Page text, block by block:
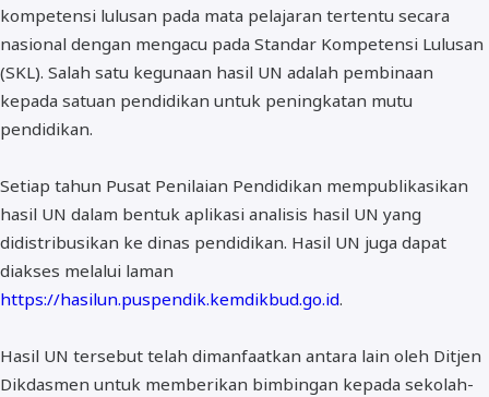
kompetensi lulusan pada mata pelajaran tertentu secara
nasional dengan mengacu pada Standar Kompetensi Lulusan
(SKL). Salah satu kegunaan hasil UN adalah pembinaan
kepada satuan pendidikan untuk peningkatan mutu
pendidikan.
Setiap tahun Pusat Penilaian Pendidikan mempublikasikan
hasil UN dalam bentuk aplikasi analisis hasil UN yang
didistribusikan ke dinas pendidikan. Hasil UN juga dapat
diakses melalui laman
https://hasilun.puspendik.kemdikbud.go.id.
Hasil UN tersebut telah dimanfaatkan antara lain oleh Ditjen
Dikdasmen untuk memberikan bimbingan kepada sekolah-